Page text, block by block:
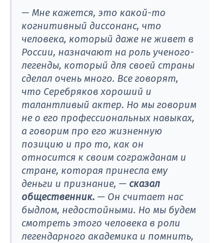
— Мне кажется, это какой-то
когнитивный диссонанс, что
человека, который даже не живет в
России, назначают на роль ученого-
легенды, который для своей страны
сделал очень много. Все говорят,
что Серебряков хороший и
талантливый актер. Но мы говорим
не о его профессиональных навыках,
а говорим про его жизненную
позицию и про то, как он
относится к своим согражданам и
стране, которая принесла ему
деньги и признание, — сказал
общественник. — Он считает нас
быдлом, недостойными. Но мы будем
смотреть этого человека в роли
легендарного академика и помнить,